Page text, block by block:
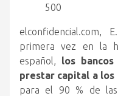
primera vez en la
español, los
prestar capital a los
para el 90 % de